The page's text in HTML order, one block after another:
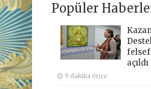
Popüler
açıldı
9 dakika önce